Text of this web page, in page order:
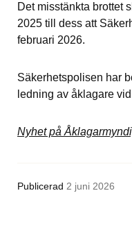
Det misstänkta brottet
2025 till dess att
februari 2026.
Säkerhetspolisen har
ledning av åklagare
Nyhet på
Publicerad 2 juni 2026